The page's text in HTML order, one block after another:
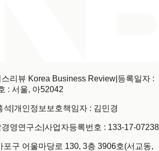
리뷰 Korea Business Review 등록일자 :
: 서울, 아52042
석 개인정보보호책임자 : 김민경
영연구소 사업자등록번호 : 133-17-07238
포구 어울마당로 130, 3층 3906호(서교동,